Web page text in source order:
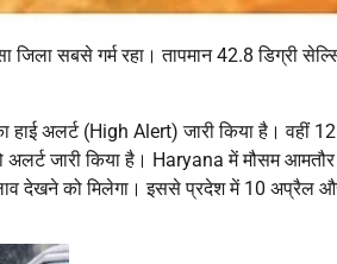
जिला सबसे गर्म रहा। तापमान 42.8 डिग्री
हाई अलर्ट (High Alert) जारी किया है। वहीं
अलर्ट जारी किया है। Haryana में मौसम
देखने को मिलेगा। इससे प्रदेश में 10 अप्रैल